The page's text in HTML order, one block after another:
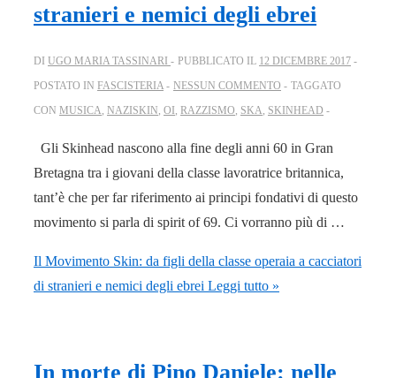
stranieri e nemici degli ebrei
DI UGO MARIA TASSINARI PUBBLICATO IL 12 DICEMBRE 2017
POSTATO IN FASCISTERIA NESSUN COMMENTO
TAGGATO
CON MUSICA, NAZISKIN, OI , RAZZISMO, SKA, SKINHEAD
Gli Skinhead nascono alla fine degli anni 60 in Gran
Bretagna tra i giovani della classe lavoratrice britannica,
tant’è che per far riferimento ai principi fondativi di questo
movimento si parla di spirit of 69. Ci vorranno più di …
Il Movimento Skin: da figli della classe operaia a cacciatori
di stranieri e nemici degli ebrei Leggi tutto »
In morte di Pino Daniele: nelle